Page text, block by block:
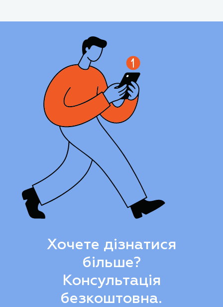
Хочете дізнатися
більше?
Консультація
безкоштовна.